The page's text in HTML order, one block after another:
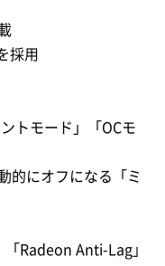
採用
トモード」「OCモ
的にオフになる「ミ
「Radeon Anti-Lag」